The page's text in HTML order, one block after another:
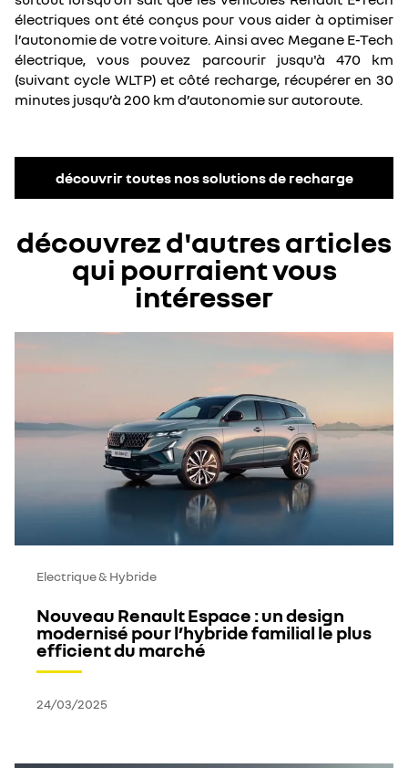
électriques ont été conçus pour vous aider à optimiser
l’autonomie de votre voiture. Ainsi avec Megane E-Tech
électrique, vous pouvez parcourir jusqu'à 470 km
(suivant cycle WLTP) et côté recharge, récupérer en 30
minutes jusqu’à 200 km d’autonomie sur autoroute.
découvrir toutes nos solutions de recharge
découvrez d'autres articles
qui pourraient vous
intéresser
Electrique & Hybride
Nouveau Renault Espace : un design
modernisé pour l’hybride familial le plus
efficient du marché
24/03/2025